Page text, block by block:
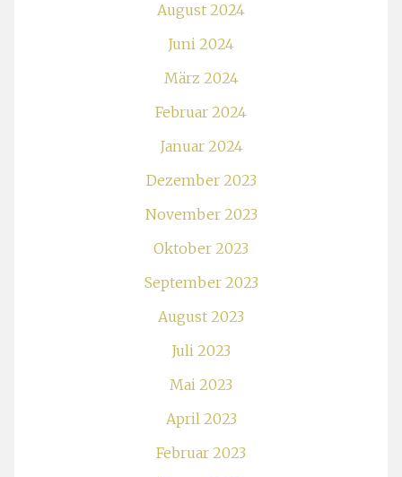
August 2024
Juni 2024
März 2024
Februar 2024
Januar 2024
Dezember 2023
November 2023
Oktober 2023
September 2023
August 2023
Juli 2023
Mai 2023
April 2023
Februar 2023